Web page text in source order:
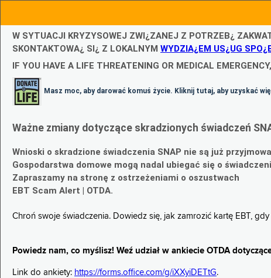
W SYTUACJI KRYZYSOWEJ ZWI¿ZANEJ Z POTRZEB¿
SKONTAKTOWA¿ SI¿ Z LOKALNYM WYDZIA¿EM US¿UG
IF YOU HAVE A LIFE THREATENING OR MEDICAL
Masz moc, aby darować komuś życie. Kliknij tutaj, aby uzyskać
Ważne zmiany dotyczące skradzionych świadczeń
Wnioski o skradzione świadczenia SNAP nie są już
Gospodarstwa domowe mogą nadal ubiegać się o
Zapraszamy na stronę z ostrzeżeniami o oszustwach
EBT Scam Alert | OTDA.
Chroń swoje świadczenia. Dowiedz się, jak zamrozić kartę EBT,
Powiedz nam, co myślisz! Weź udział w ankiecie OTDA
Link do ankiety: https://forms.office.com/g/iXXyiDETtG.